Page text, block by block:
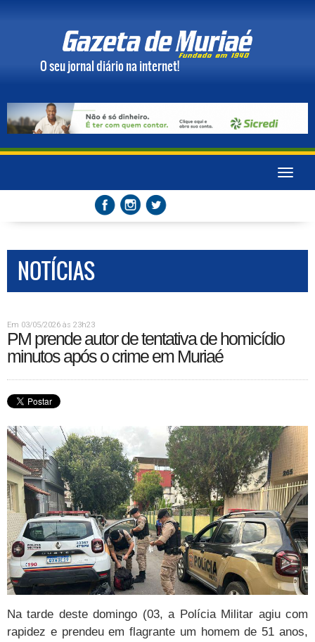
O seu jornal diário na internet!
Toggle
NOTÍCIAS
Em 03/05/2026 às 23h23
PM prende autor de tentativa de homicídio
minutos após o crime em Muriaé
Na tarde deste domingo (03, a Polícia Militar agiu com
rapidez e prendeu em flagrante um homem de 51 anos,